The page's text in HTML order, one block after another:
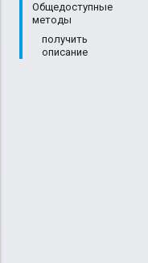
Общедоступные
методы
получить
описание